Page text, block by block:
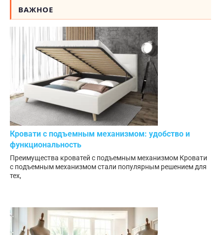
ВАЖНОЕ
Кровати с подъемным механизмом: удобство и
функциональность
Преимущества кроватей с подъемным механизмом Кровати
с подъемным механизмом стали популярным решением для
тех,